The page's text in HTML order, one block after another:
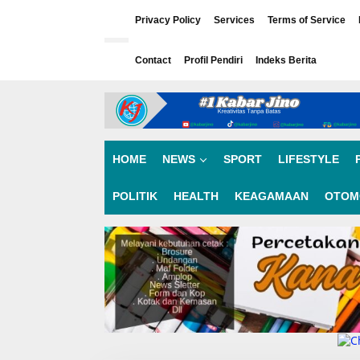
Privacy Policy Services Terms of Service
Contact Profil Pendiri Indeks Berita
HOME NEWS SPORT LIFESTYLE
POLITIK HEALTH KEAGAMAAN